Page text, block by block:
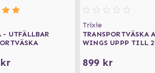
- UTFÄLLBAR
Trixie
TRANSPORTVÄSKA
WINGS UPPP TILL
899 kr